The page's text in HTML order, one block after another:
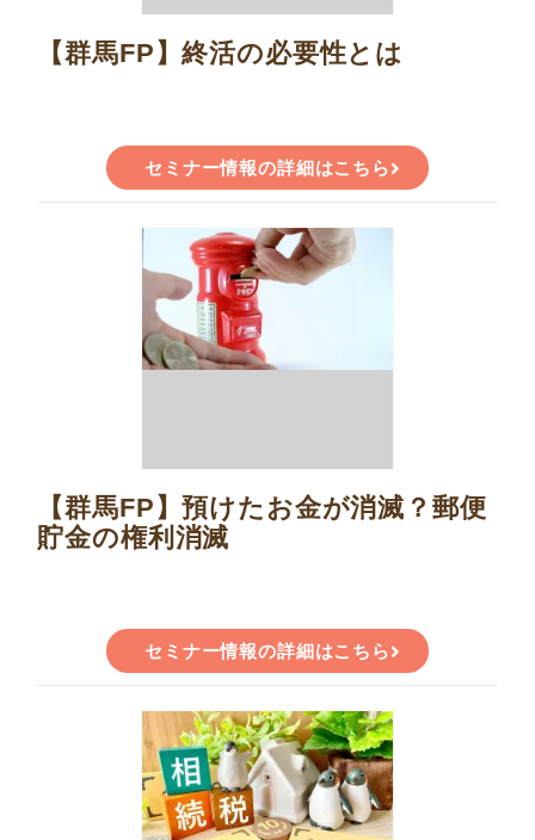
【群馬FP】終活の必要性とは
セミナー情報の詳細はこちら
【群馬FP】預けたお金が消滅？郵便
貯金の権利消滅
セミナー情報の詳細はこちら